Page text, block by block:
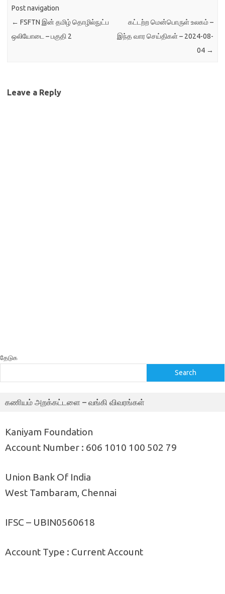
Post navigation
← FSFTN இன் தமிழ் தொழில்நுட்ப
ஒலியோடை – பகுதி 2
கட்டற்ற மென்பொருள் உலகம் –
இந்த வார செய்திகள் – 2024-08-
04 →
Leave a Reply
தேடுக
Search
கணியம் அறக்கட்டளை – வங்கி விவரங்கள்
Kaniyam Foundation
Account Number : 606 1010 100 502 79
Union Bank Of India
West Tambaram, Chennai
IFSC – UBIN0560618
Account Type : Current Account